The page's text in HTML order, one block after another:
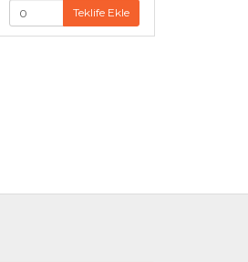
Teklife Ekle